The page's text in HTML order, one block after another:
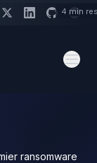
ransomware
4 min